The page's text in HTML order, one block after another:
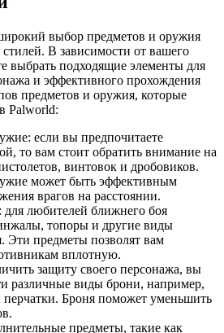
выбор предметов и оружия
В зависимости от вашего
выбрать подходящие элементы для
и эффективного прохождения
предметов и оружия, которые
Palworld:
если вы предпочитаете
то вам стоит обратить внимание на
винтовок и дробовиков.
может быть эффективным
врагов на расстоянии.
любителей ближнего боя
топоры и другие виды
Эти предметы позволят вам
вплотную.
защиту своего персонажа, вы
различные виды брони, например,
Броня поможет уменьшить
предметы, такие как